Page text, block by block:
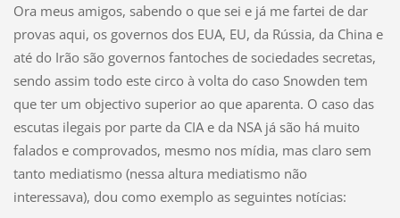
Ora meus amigos, sabendo o que sei e já me fartei de dar
provas aqui, os governos dos EUA, EU, da Rússia, da China e
até do Irão são governos fantoches de sociedades secretas,
sendo assim todo este circo à volta do caso Snowden tem
que ter um objectivo superior ao que aparenta. O caso das
escutas ilegais por parte da CIA e da NSA já são há muito
falados e comprovados, mesmo nos mídia, mas claro sem
tanto mediatismo (nessa altura mediatismo não
interessava), dou como exemplo as seguintes notícias: